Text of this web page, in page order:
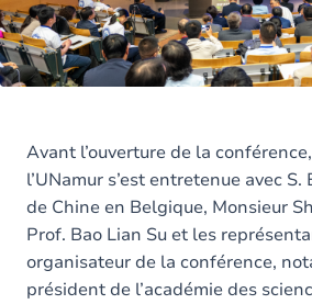
Avant l’ouverture de la
l’UNamur s’est entretenue avec S.
de Chine en Belgique, Monsieur
Prof. Bao Lian Su et les
organisateur de la conférence,
président de l’académie des